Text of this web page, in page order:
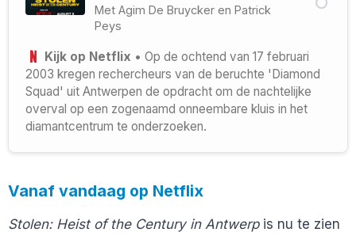
Met Agim De Bruycker en Patrick
Peys
Kijk op Netflix • Op de ochtend van 17 februari
2003 kregen rechercheurs van de beruchte 'Diamond
Squad' uit Antwerpen de opdracht om de nachtelijke
overval op een zogenaamd onneembare kluis in het
diamantcentrum te onderzoeken.
Vanaf vandaag op Netflix
Stolen: Heist of the Century in Antwerpis nu te zien